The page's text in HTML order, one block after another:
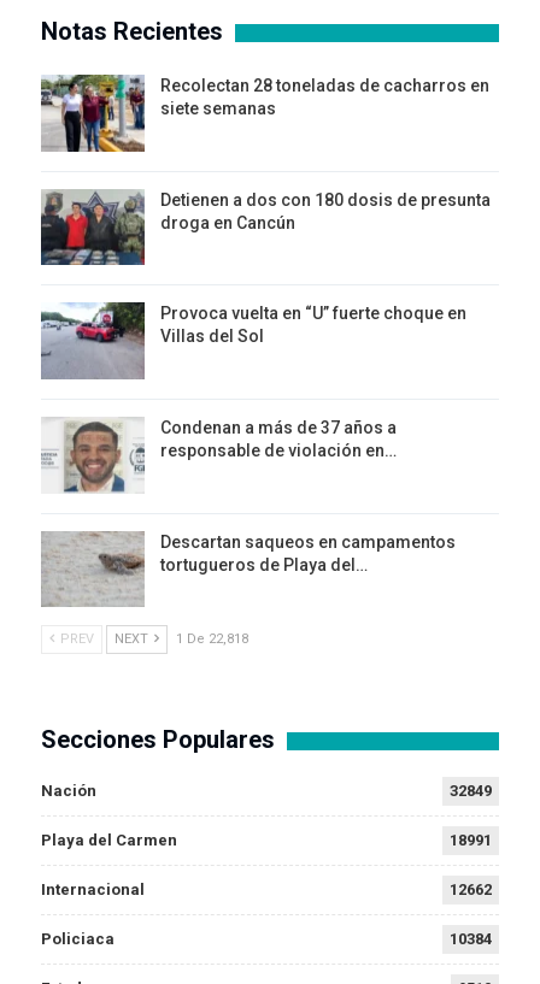
Notas Recientes
Recolectan 28 toneladas de cacharros en
siete semanas
Detienen a dos con 180 dosis de presunta
droga en Cancún
Provoca vuelta en “U” fuerte choque en
Villas del Sol
Condenan a más de 37 años a
responsable de violación en…
Descartan saqueos en campamentos
tortugueros de Playa del…
PREV NEXT 1 De 22,818
Secciones Populares
Nación 32849
Playa del Carmen 18991
Internacional 12662
Policiaca 10384